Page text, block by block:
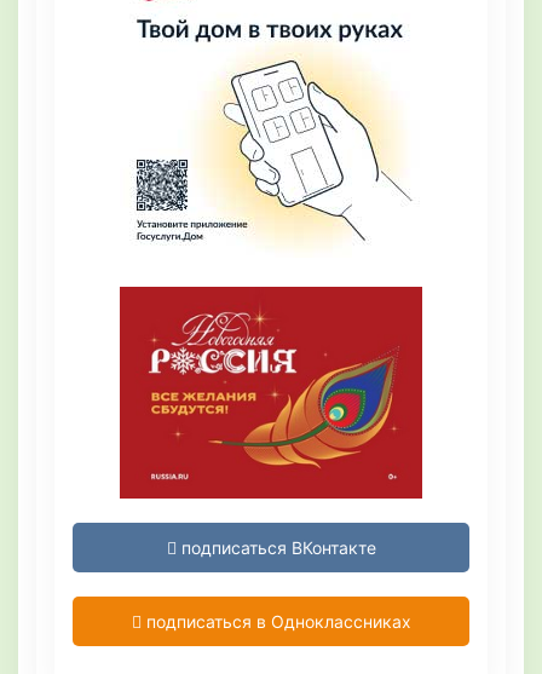
подписаться ВКонтакте
подписаться в Одноклассниках